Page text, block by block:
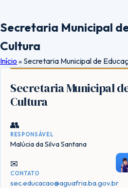
Secretaria Municipal
Cultura
Início » Secretaria Municipal de
Secretaria Municipal
Cultura
👥
RESPONSÁVEL
Malúcia da Silva Santana
✉
CONTATO
sec.educacao@aguafria.ba.gov.br